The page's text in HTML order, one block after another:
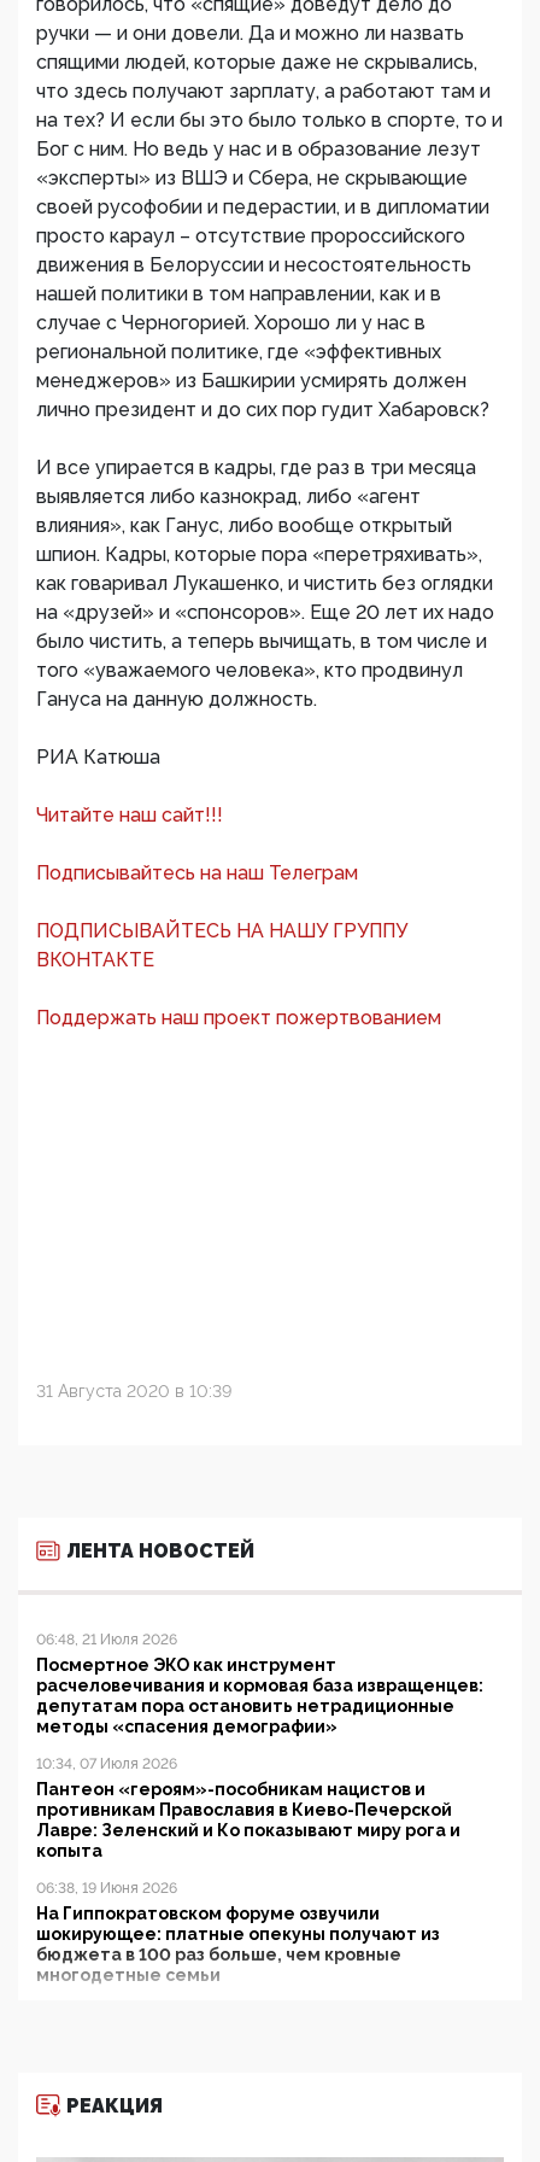
ручки — и они довели. Да и можно ли назвать
спящими людей, которые даже не скрывались,
что здесь получают зарплату, а работают там и
на тех? И если бы это было только в спорте, то и
Бог с ним. Но ведь у нас и в образование лезут
«эксперты» из ВШЭ и Сбера, не скрывающие
своей русофобии и педерастии, и в дипломатии
просто караул – отсутствие пророссийского
движения в Белоруссии и несостоятельность
нашей политики в том направлении, как и в
случае с Черногорией. Хорошо ли у нас в
региональной политике, где «эффективных
менеджеров» из Башкирии усмирять должен
лично президент и до сих пор гудит Хабаровск?
И все упирается в кадры, где раз в три месяца
выявляется либо казнокрад, либо «агент
влияния», как Ганус, либо вообще открытый
шпион. Кадры, которые пора «перетряхивать»,
как говаривал Лукашенко, и чистить без оглядки
на «друзей» и «спонсоров». Еще 20 лет их надо
было чистить, а теперь вычищать, в том числе и
того «уважаемого человека», кто продвинул
Гануса на данную должность.
РИА Катюша
Читайте наш сайт!!!
Подписывайтесь на наш Телеграм
ПОДПИСЫВАЙТЕСЬ НА НАШУ ГРУППУ
ВКОНТАКТЕ
Поддержать наш проект пожертвованием
31 Августа 2020 в 10:39
ЛЕНТА НОВОСТЕЙ
06:48, 21 Июля 2026
Посмертное ЭКО как инструмент
расчеловечивания и кормовая база извращенцев:
депутатам пора остановить нетрадиционные
методы «спасения демографии»
10:34, 07 Июля 2026
Пантеон «героям»-пособникам нацистов и
противникам Православия в Киево-Печерской
Лавре: Зеленский и Ко показывают миру рога и
копыта
06:38, 19 Июня 2026
На Гиппократовском форуме озвучили
шокирующее: платные опекуны получают из
бюджета в 100 раз больше, чем кровные
многодетные семьи
11:53, 09 Июня 2026
РЕАКЦИЯ